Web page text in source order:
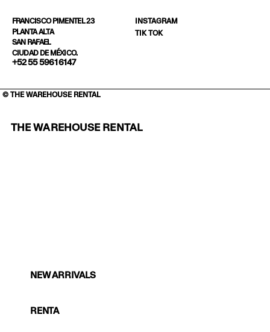
FRANCISCO PIMENTEL 23
PLANTA ALTA
SAN RAFAEL
CIUDAD DE MÉXICO.
+52 55 5961 6147
INSTAGRAM
TIK TOK
© THE WAREHOUSE RENTAL
THE WAREHOUSE RENTAL
NEW ARRIVALS
RENTA